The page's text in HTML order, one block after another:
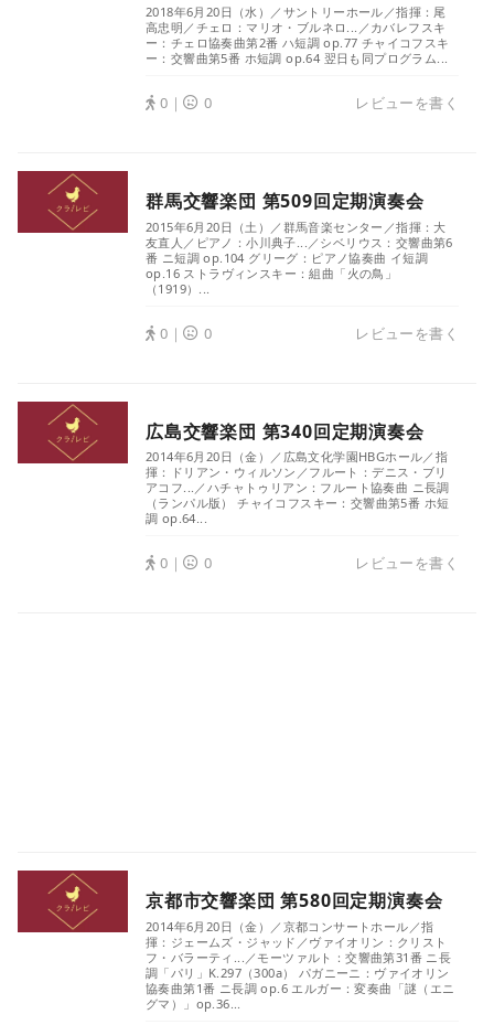
2018年6月20日（水）／サントリーホール／指揮：尾
高忠明／チェロ：マリオ・ブルネロ...／カバレフスキ
ー：チェロ協奏曲第2番 ハ短調 op.77 チャイコフスキ
ー：交響曲第5番 ホ短調 op.64 翌日も同プログラム...
0｜ 0 レビューを書く
群馬交響楽団 第509回定期演奏会
2015年6月20日（土）／群馬音楽センター／指揮：大
友直人／ピアノ：小川典子...／シベリウス：交響曲第6
番 ニ短調 op.104 グリーグ：ピアノ協奏曲 イ短調
op.16 ストラヴィンスキー：組曲「火の鳥」
（1919）...
0｜ 0 レビューを書く
広島交響楽団 第340回定期演奏会
2014年6月20日（金）／広島文化学園HBGホール／指
揮：ドリアン・ウィルソン／フルート：デニス・ブリ
アコフ...／ハチャトゥリアン：フルート協奏曲 ニ長調
（ランパル版） チャイコフスキー：交響曲第5番 ホ短
調 op.64...
0｜ 0 レビューを書く
京都市交響楽団 第580回定期演奏会
2014年6月20日（金）／京都コンサートホール／指
揮：ジェームズ・ジャッド／ヴァイオリン：クリスト
フ・バラーティ...／モーツァルト：交響曲第31番 ニ長
調「パリ」K.297（300a） パガニーニ：ヴァイオリン
協奏曲第1番 ニ長調 op.6 エルガー：変奏曲「謎（エニ
グマ）」op.36...